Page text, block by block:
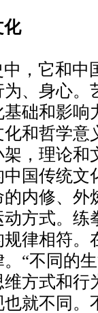
化
，它和中
、身心
础和影响
和哲学意
，理论和
国传统文
内修、外
方式。练
律相符。
“不同的
方式和行
就不同。